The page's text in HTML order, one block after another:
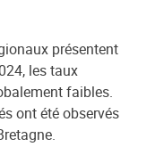
présentent
les taux
faibles.
ont été observés